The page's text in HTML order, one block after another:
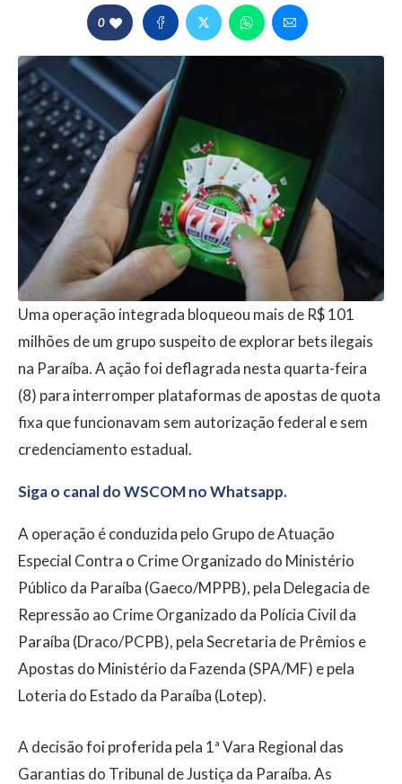
0
Uma operação integrada bloqueou mais de R$ 101
milhões de um grupo suspeito de explorar bets ilegais
na Paraíba. A ação foi deflagrada nesta quarta-feira
(8) para interromper plataformas de apostas de quota
fixa que funcionavam sem autorização federal e sem
credenciamento estadual.
Siga o canal do WSCOM no Whatsapp.
A operação é conduzida pelo Grupo de Atuação
Especial Contra o Crime Organizado do Ministério
Público da Paraíba (Gaeco/MPPB), pela Delegacia de
Repressão ao Crime Organizado da Polícia Civil da
Paraíba (Draco/PCPB), pela Secretaria de Prêmios e
Apostas do Ministério da Fazenda (SPA/MF) e pela
Loteria do Estado da Paraíba (Lotep).
A decisão foi proferida pela 1ª Vara Regional das
Garantias do Tribunal de Justiça da Paraíba. As